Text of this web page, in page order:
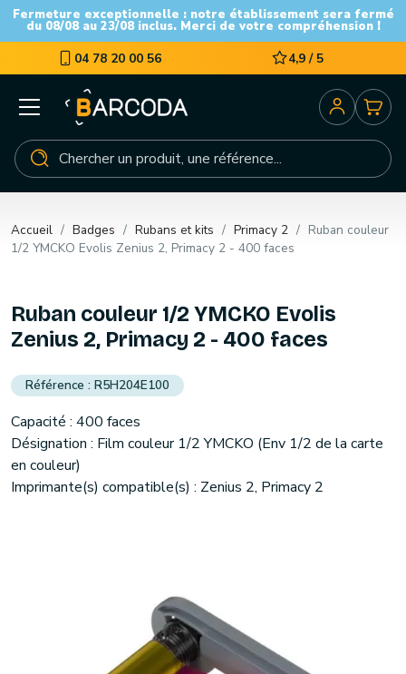
Fermeture exceptionnelle : notre établissement sera fermé
du 08/08 au 23/08 inclus. Merci de votre compréhension !
04 78 20 00 56 4,9 / 5
Accueil Badges Rubans et kits Primacy 2
Ruban couleur
1/2 YMCKO Evolis Zenius 2, Primacy 2 - 400 faces
Ruban couleur 1/2 YMCKO Evolis
Zenius 2, Primacy 2 - 400 faces
R5H204E100
Capacité : 400 faces
Désignation : Film couleur 1/2 YMCKO (Env 1/2 de la carte
en couleur)
Imprimante(s) compatible(s) : Zenius 2, Primacy 2